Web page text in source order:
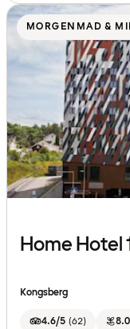
MORGENMAD &
Home Hotel
Kongsberg
4.6/5 (62)